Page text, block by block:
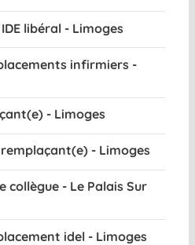
libéral - Limoges
infirmiers -
- Limoges
remplaçant(e) - Limoges
collègue - Le Palais Sur
idel - Limoges